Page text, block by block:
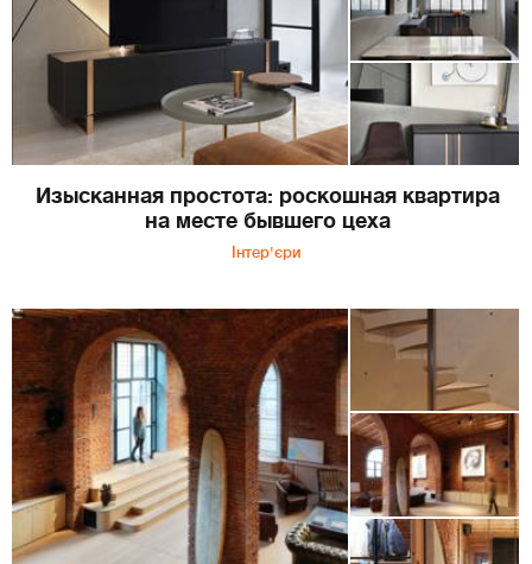
Изысканная простота: роскошная квартира
на месте бывшего цеха
Інтер'єри